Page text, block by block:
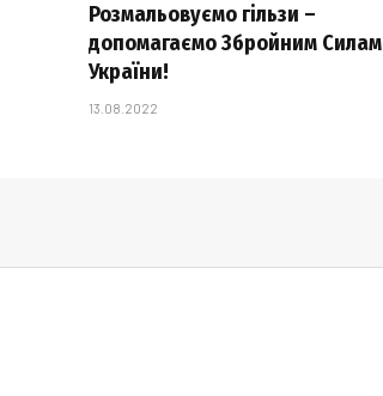
Розмальовуємо гільзи –
допомагаємо Збройним Силам
України!
13.08.2022